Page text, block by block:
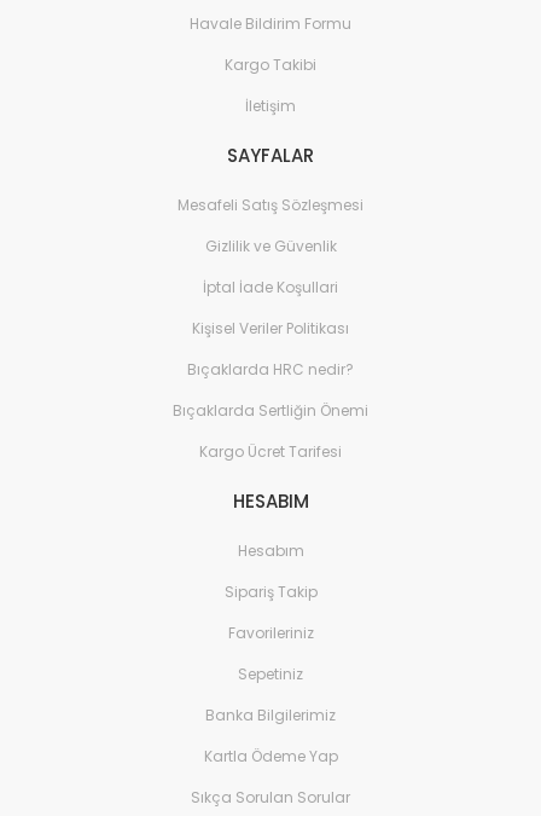
Havale Bildirim Formu
Kargo Takibi
İletişim
SAYFALAR
Mesafeli Satış Sözleşmesi
Gizlilik ve Güvenlik
İptal İade Koşullari
Kişisel Veriler Politikası
Bıçaklarda HRC nedir?
Bıçaklarda Sertliğin Önemi
Kargo Ücret Tarifesi
HESABIM
Hesabım
Sipariş Takip
Favorileriniz
Sepetiniz
Banka Bilgilerimiz
Kartla Ödeme Yap
Sıkça Sorulan Sorular